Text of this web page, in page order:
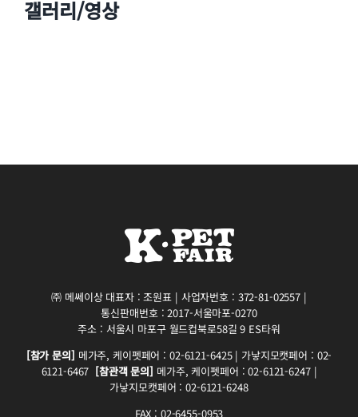
갤러리/영상
㈜ 메쎄이상 대표자 : 조원표 | 사업자번호 : 372-81-02557 |
통신판매번호 : 2017-서울마포-0270
주소 : 서울시 마포구 월드컵북로58길 9 ES타워
[참가 문의] 메가주, 케이펫페어 : 02-6121-6425 | 가낳지모캣페어 : 02-
6121-6467 [참관객 문의] 메가주, 케이펫페어 : 02-6121-6247 |
가낳지모캣페어 : 02-6121-6248
FAX : 02-6455-0953